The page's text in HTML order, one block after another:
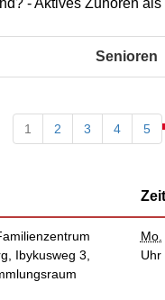
- Aktives Zuhören
Senioren
1 2 3 4 5
Ibykusweg 3,
Mo.
Uhr